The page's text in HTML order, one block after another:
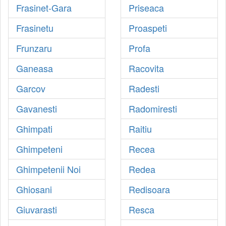
Frasinet-Gara
Frasinetu
Frunzaru
Ganeasa
Garcov
Gavanesti
Ghimpati
Ghimpeteni
Ghimpetenii Noi
Ghiosani
Giuvarasti
Priseaca
Proaspeti
Profa
Racovita
Radesti
Radomiresti
Raitiu
Recea
Redea
Redisoara
Resca